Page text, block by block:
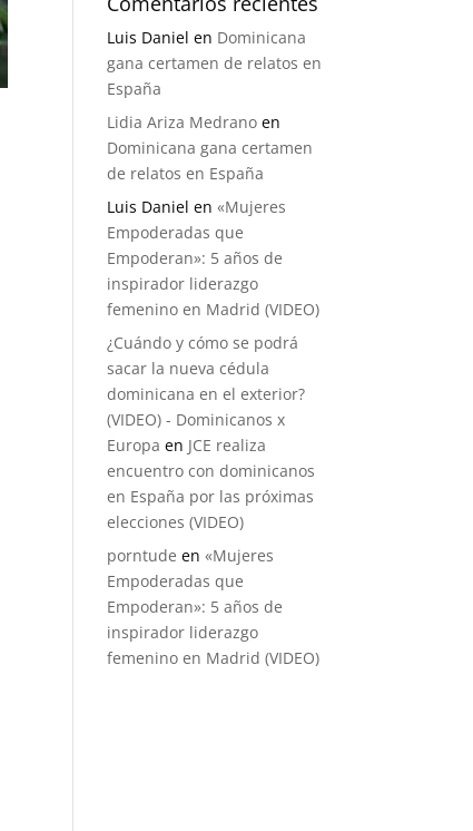
Luis Daniel en Dominicana
gana certamen de relatos en
España
Lidia Ariza Medrano en
Dominicana gana certamen
de relatos en España
Luis Daniel en«Mujeres
Empoderadas que
Empoderan»: 5 años de
inspirador liderazgo
femenino en Madrid (VIDEO)
¿Cuándo y cómo se podrá
sacar la nueva cédula
dominicana en el exterior?
(VIDEO) - Dominicanos x
Europa en JCE realiza
encuentro con dominicanos
en España por las próximas
elecciones (VIDEO)
porntude en«Mujeres
Empoderadas que
Empoderan»: 5 años de
inspirador liderazgo
femenino en Madrid (VIDEO)